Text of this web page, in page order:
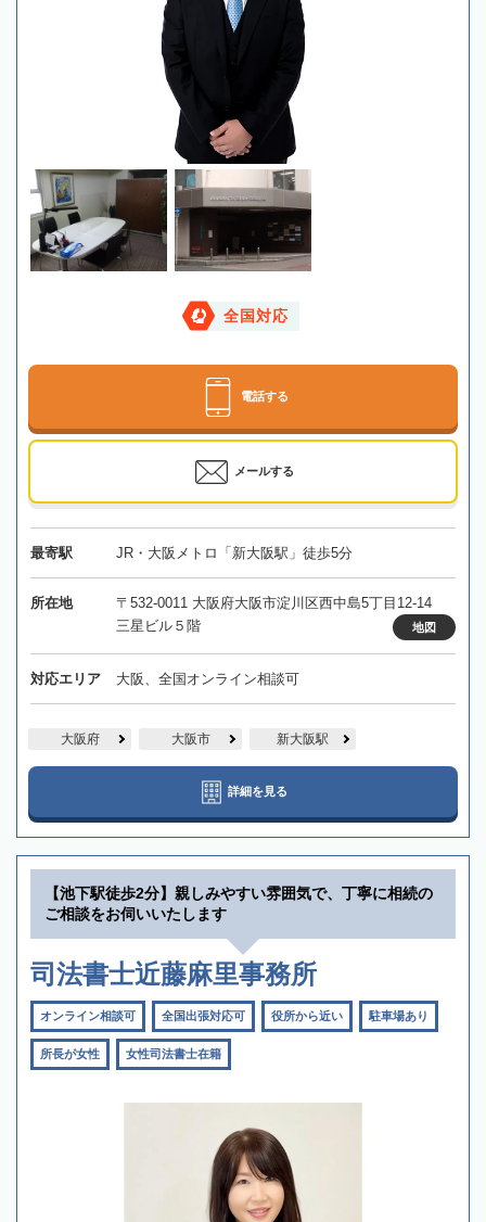
全国対応
電話する
メールする
最寄駅 JR・大阪メトロ「新大阪駅」徒歩5分
所在地
〒532-0011 大阪府大阪市淀川区西中島5丁目12-14
三星ビル５階
地図
対応エリア 大阪、全国オンライン相談可
大阪府 大阪市 新大阪駅
詳細を見る
【池下駅徒歩2分】親しみやすい雰囲気で、丁寧に相続の
ご相談をお伺いいたします
司法書士近藤麻里事務所
オンライン相談可 全国出張対応可 役所から近い 駐車場あり
所長が女性 女性司法書士在籍